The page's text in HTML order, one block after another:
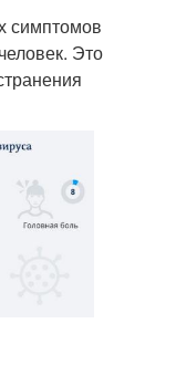
симптомов
Это